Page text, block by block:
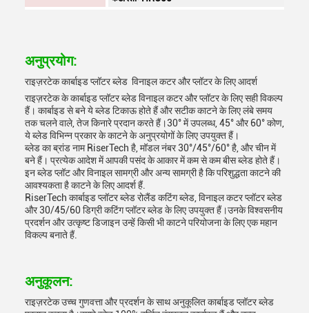
अनुप्रयोग:
राइज़रटेक कार्बाइड प्लॉटर ब्लेड ️ विनाइल कटर और प्लॉटर के लिए आदर्श
राइज़रटेक के कार्बाइड प्लॉटर ब्लेड विनाइल कटर और प्लॉटर के लिए सही विकल्प
हैं। कार्बाइड से बने ये ब्लेड टिकाऊ होते हैं और सटीक काटने के लिए लंबे समय
तक चलने वाले, तेज किनारे प्रदान करते हैं।30° में उपलब्ध, 45° और 60° कोण,
ये ब्लेड विभिन्न प्रकार के काटने के अनुप्रयोगों के लिए उपयुक्त हैं।
ब्लेड का ब्रांड नाम RiserTech है, मॉडल नंबर 30°/45°/60° है, और चीन में
बने हैं। प्रत्येक आदेश में आपकी पसंद के आकार में कम से कम बीस ब्लेड होते हैं।
इन ब्लेड प्लॉट और विनाइल सामग्री और अन्य सामग्री है कि परिशुद्धता काटने की
आवश्यकता है काटने के लिए आदर्श हैं.
RiserTech कार्बाइड प्लॉटर ब्लेड रोलैंड कटिंग ब्लेड, विनाइल कटर प्लॉटर ब्लेड
और 30/45/60 डिग्री कटिंग प्लॉटर ब्लेड के लिए उपयुक्त हैं।उनके विश्वसनीय
प्रदर्शन और उत्कृष्ट डिजाइन उन्हें किसी भी काटने परियोजना के लिए एक महान
विकल्प बनाते हैं.
अनुकूलन:
राइज़रटेक उच्च गुणवत्ता और प्रदर्शन के साथ अनुकूलित कार्बाइड प्लॉटर ब्लेड